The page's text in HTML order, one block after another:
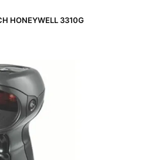
HONEYWELL 3310G